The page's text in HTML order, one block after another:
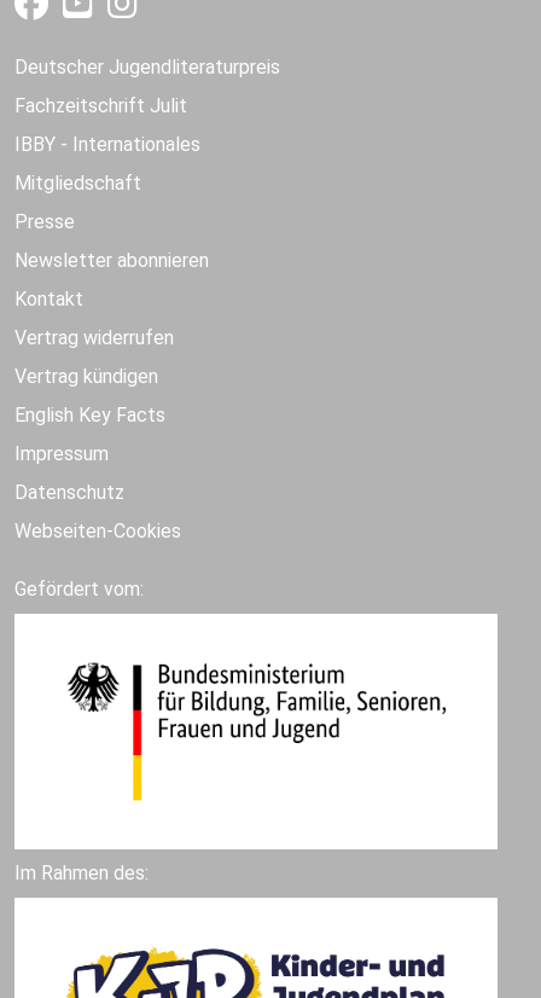
Deutscher Jugendliteraturpreis
Fachzeitschrift Julit
IBBY - Internationales
Mitgliedschaft
Presse
Newsletter abonnieren
Kontakt
Vertrag widerrufen
Vertrag kündigen
English Key Facts
Impressum
Datenschutz
Webseiten-Cookies
Gefördert vom:
Im Rahmen des: